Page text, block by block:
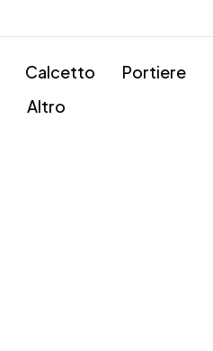
Calcetto Portiere
Altro